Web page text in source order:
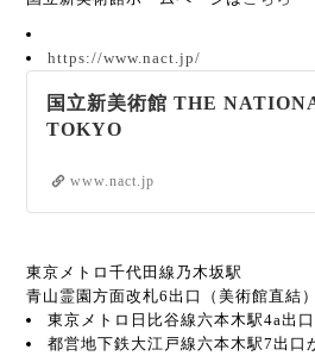
https://www.nact.jp/
国立新美術館 THE
TOKYO
www.nact.jp
東京メトロ千代田線乃木坂駅
青山霊園方面改札6出口（美術館直結）
東京メトロ日比谷線六本木駅4a出
都営地下鉄大江戸線六本木駅7出口